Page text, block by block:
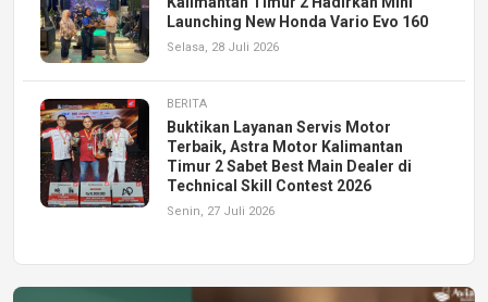
Launching New Honda Vario Evo 160
Selasa, 28 Juli 2026
BERITA
Buktikan Layanan Servis Motor
Terbaik, Astra Motor Kalimantan
Timur 2 Sabet Best Main Dealer di
Technical Skill Contest 2026
Senin, 27 Juli 2026